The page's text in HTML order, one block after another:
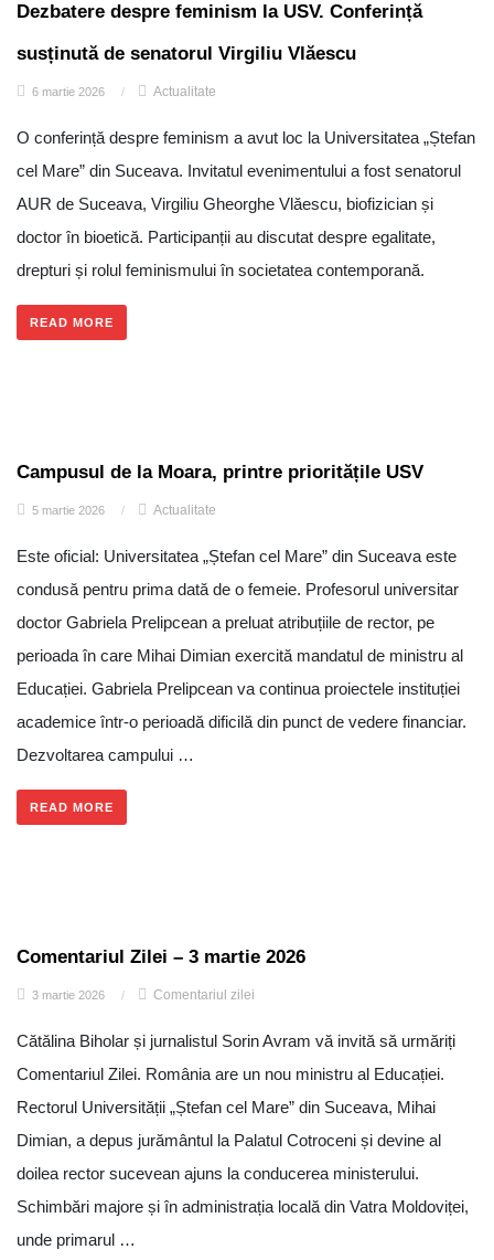
Dezbatere despre feminism la USV. Conferință
susținută de senatorul Virgiliu Vlăescu
6 martie 2026 / Actualitate
O conferință despre feminism a avut loc la Universitatea „Ștefan
cel Mare” din Suceava. Invitatul evenimentului a fost senatorul
AUR de Suceava, Virgiliu Gheorghe Vlăescu, biofizician și
doctor în bioetică. Participanții au discutat despre egalitate,
drepturi și rolul feminismului în societatea contemporană.
READ MORE
Campusul de la Moara, printre prioritățile USV
5 martie 2026 / Actualitate
Este oficial: Universitatea „Ștefan cel Mare” din Suceava este
condusă pentru prima dată de o femeie. Profesorul universitar
doctor Gabriela Prelipcean a preluat atribuțiile de rector, pe
perioada în care Mihai Dimian exercită mandatul de ministru al
Educației. Gabriela Prelipcean va continua proiectele instituției
academice într-o perioadă dificilă din punct de vedere financiar.
Dezvoltarea campului …
READ MORE
Comentariul Zilei – 3 martie 2026
3 martie 2026 / Comentariul zilei
Cătălina Biholar și jurnalistul Sorin Avram vă invită să urmăriți
Comentariul Zilei. România are un nou ministru al Educației.
Rectorul Universității „Ștefan cel Mare” din Suceava, Mihai
Dimian, a depus jurământul la Palatul Cotroceni și devine al
doilea rector sucevean ajuns la conducerea ministerului.
Schimbări majore și în administrația locală din Vatra Moldoviței,
unde primarul …